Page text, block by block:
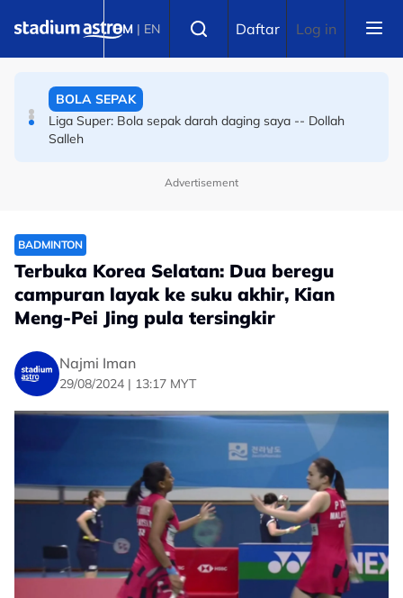
BM | EN Daftar Log in
Bola sepak Korea Selatan goncang lagi, hiburan seks
BOLA SEPAK
Liga Super: Bola sepak darah daging saya -- Dollah
Salleh
Advertisement
BADMINTON
Terbuka Korea Selatan: Dua beregu
campuran layak ke suku akhir, Kian
Meng-Pei Jing pula tersingkir
Najmi Iman
29/08/2024 | 13:17 MYT